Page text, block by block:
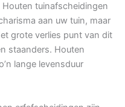
tuinafscheidingen
aan uw tuin, maar
grote verlies punt van dit
staanders. Houten
lange levensduur